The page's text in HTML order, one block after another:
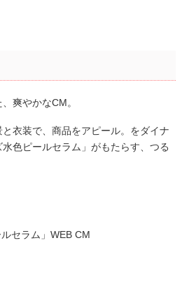
爽やかなCM。
衣装で、商品をアピール。をダイナ
色ピールセラム」がもたらす、つる